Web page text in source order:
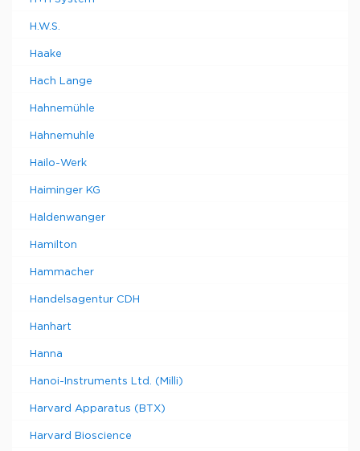
H.W.S.
Haake
Hach Lange
Hahnemühle
Hahnemuhle
Hailo-Werk
Haiminger KG
Haldenwanger
Hamilton
Hammacher
Handelsagentur CDH
Hanhart
Hanna
Hanoi-Instruments Ltd. (Milli)
Harvard Apparatus (BTX)
Harvard Bioscience